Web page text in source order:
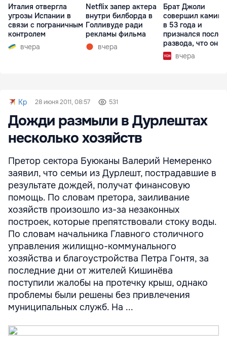
Италия отвергла
угрозы Испании в
связи с пограничным
контролем
вчера
Netflix запер актера
внутри билборда в
Голливуде ради
рекламы фильма
вчера
Брат Джоли
совершил
в 53 года и
признался после
развода, что он
вчера
Kp 28 июня 2011, 08:57 531
Дожди размыли в Дурлештах
несколько хозяйств
Претор сектора Буюканы Валерий Немеренко
заявил, что семьи из Дурлешт, пострадавшие в
результате дождей, получат финансовую
помощь. По словам претора, заиливание
хозяйств произошло из-за незаконных
построек, которые препятствовали стоку воды.
По словам начальника Главного столичного
управления жилищно-коммунального
хозяйства и благоустройства Петра Гонтя, за
последние дни от жителей Кишинёва
поступили жалобы на протечку крыш, однако
проблемы были решены без привлечения
муниципальных служб. На ...